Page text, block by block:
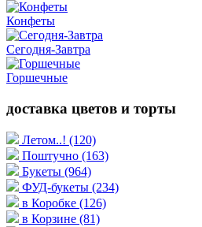
Конфеты
Сегодня-Завтра
Горшечные
доставка цветов и торты
Летом..! (120)
Поштучно (163)
Букеты (964)
ФУД-букеты (234)
в Коробке (126)
в Корзине (81)